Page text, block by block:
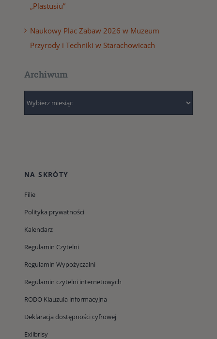
„Plastusiu”
Naukowy Plac Zabaw 2026 w Muzeum
Przyrody i Techniki w Starachowicach
Archiwum
NA SKRÓTY
Filie
Polityka prywatności
Kalendarz
Regulamin Czytelni
Regulamin Wypożyczalni
Regulamin czytelni internetowych
RODO Klauzula informacyjna
Deklaracja dostępności cyfrowej
Exlibrisy